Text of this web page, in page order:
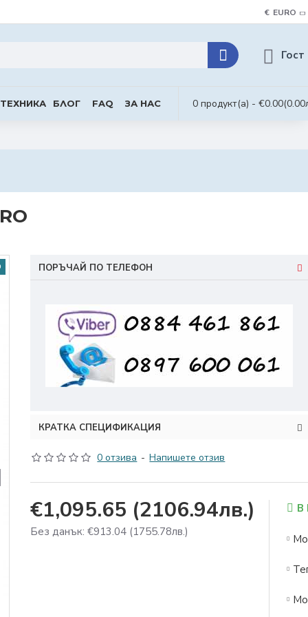
€ EURO
Гост
ТЕХНИКА БЛОГ FAQ ЗА НАС 0 продукт(а) - €0.00
ПОРЪЧАЙ ПО ТЕЛЕФОН
КРАТКА СПЕЦИФИКАЦИЯ
0 отзива - Напишете отзив
€1,095.65 (2106.94лв.)
Без данък: €913.04 (1755.78лв.)
В